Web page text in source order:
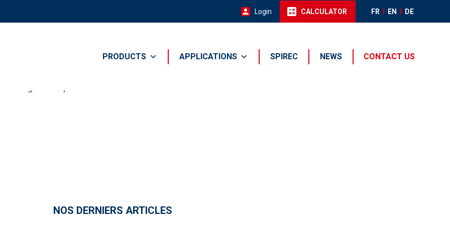
Login CALCULATOR FR EN DE
PRODUCTS APPLICATIONS SPIREC NEWS CONTACT US
NOS DERNIERS ARTICLES